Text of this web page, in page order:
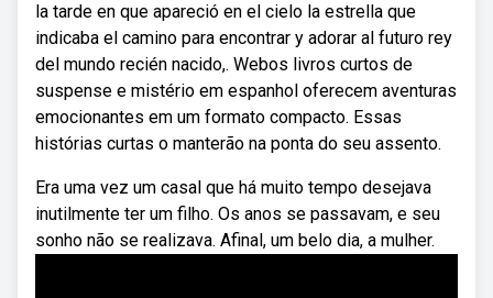
la tarde en que apareció en el cielo la estrella que
indicaba el camino para encontrar y adorar al futuro rey
del mundo recién nacido,. Webos livros curtos de
suspense e mistério em espanhol oferecem aventuras
emocionantes em um formato compacto. Essas
histórias curtas o manterão na ponta do seu assento.
Era uma vez um casal que há muito tempo desejava
inutilmente ter um filho. Os anos se passavam, e seu
sonho não se realizava. Afinal, um belo dia, a mulher.